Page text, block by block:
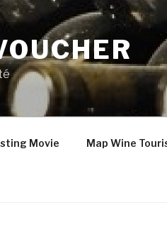
Movie Map Wine